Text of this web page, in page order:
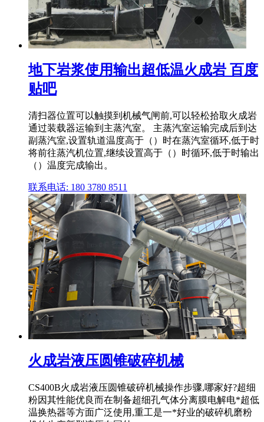
地下岩浆使用输出超低温火成岩 百度
贴吧
清扫器位置可以触摸到机械气闸前,可以轻松拾取火成岩
通过装载器运输到主蒸汽室。 主蒸汽室运输完成后到达
副蒸汽室,设置轨道温度高于（）时在蒸汽室循环,低于时
将前往蒸汽机位置,继续设置高于（）时循环,低于时输出
（）温度完成输出。
联系电话: 180 3780 8511
火成岩液压圆锥破碎机械
CS400B火成岩液压圆锥破碎机械操作步骤,哪家好?超细
粉因其性能优良而在制备超细孔气体分离膜电解电*超低
温换热器等方面广泛使用,重工是一*好业的破碎机磨粉